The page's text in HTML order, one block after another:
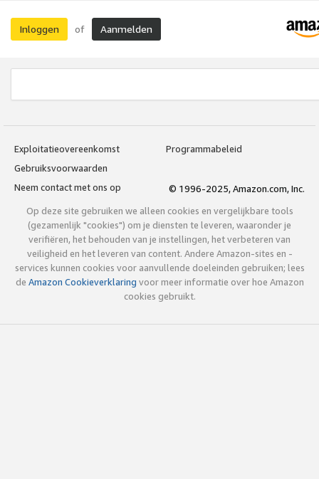
Inloggen of Aanmelden
Exploitatieovereenkomst
Programmabeleid
Gebruiksvoorwaarden
Neem contact met ons op
© 1996-2025, Amazon.com, Inc.
Op deze site gebruiken we alleen cookies en vergelijkbare tools
(gezamenlijk "cookies") om je diensten te leveren, waaronder je
verifiëren, het behouden van je instellingen, het verbeteren van
veiligheid en het leveren van content. Andere Amazon-sites en -
services kunnen cookies voor aanvullende doeleinden gebruiken; lees
de Amazon Cookieverklaring voor meer informatie over hoe Amazon
cookies gebruikt.